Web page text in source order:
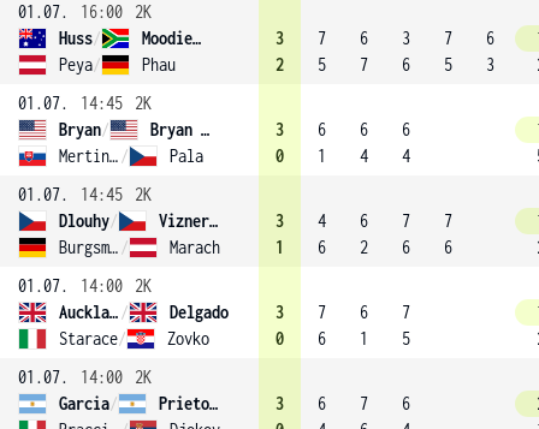
01.07.
16:00
2K
Huss/
Moodie (9)
Peya/ Phau
3
2
7
5
6
7
3
6
7
5
6
3
01.07.
14:45
2K
Bryan/
Bryan (1)
Mertinak / Pala
3
0
6
1
6
4
6
4
01.07.
14:45
2K
Dlouhy/
Vizner (11)
Burgsmuller / Marach
3
1
4
6
6
2
7
6
7
6
01.07.
14:00
2K
Auckland /
Delgado
Starace/ Zovko
3
0
7
6
6
1
7
5
01.07.
14:00
2K
Garcia/
Prieto (15)
3
6
7
6